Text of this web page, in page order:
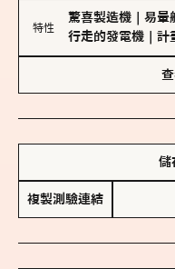
特性
驚喜製造機 易暈
行走的發電機
計
儲
複製測驗連結